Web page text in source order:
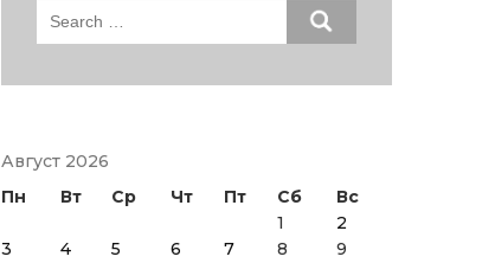
Search
Август 2026
Пн
Вт Ср Чт Пт Сб
Вс
1
2
3
4 5 6 7 8
9